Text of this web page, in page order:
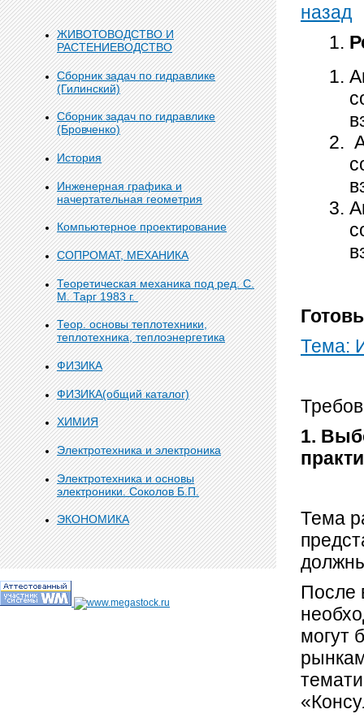
ЖИВОТОВОДСТВО И
РАСТЕНИЕВОДСТВО
Сборник задач по гидравлике
(Гилинский)
Сборник задач по гидравлике
(Бровченко)
История
Инженерная графика и
начертательная геометрия
Компьютерное проектирование
СОПРОМАТ, МЕХАНИКА
Теоретическая механика под ред. С.
М. Тарг 1983 г.
Теор. основы теплотехники,
теплотехника, теплоэнергетика
ФИЗИКА
ФИЗИКА(общий каталог)
ХИМИЯ
Электротехника и электроника
Электротехника и основы
электроники. Соколов Б.П.
ЭКОНОМИКА
назад
Тема:
1.
Тема
После
могут